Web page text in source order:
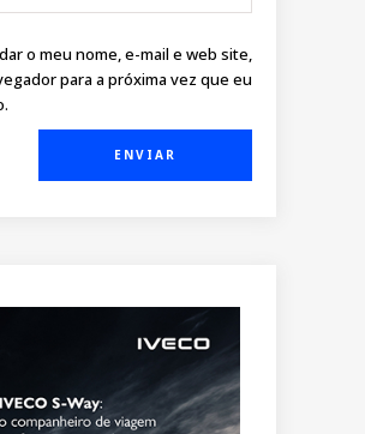
o meu nome, e-mail e web site,
para a próxima vez que eu